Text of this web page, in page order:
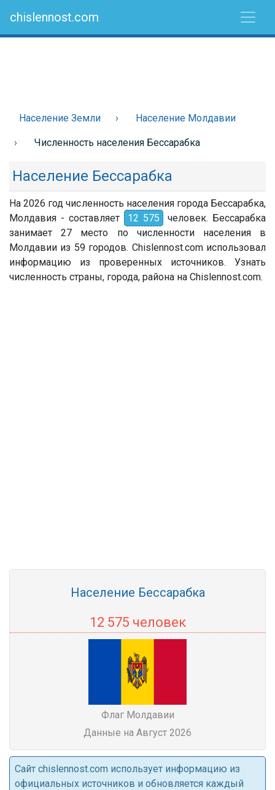
chislennost.com
Население Земли Население Молдавии
Численность населения Бессарабка
Население Бессарабка
На 2026 год численность населения города Бессарабка,
Молдавия - составляет
12 575
человек. Бессарабка
занимает 27 место по численности населения в
Молдавии из 59 городов. Chislennost.com использовал
информацию из проверенных источников. Узнать
численность страны, города, района на Chislennost.com.
Население Бессарабка
12 575 человек
Флаг Молдавии
Данные на Август 2026
Cайт chislennost.com использует информацию из
официальных источников и обновляется каждый